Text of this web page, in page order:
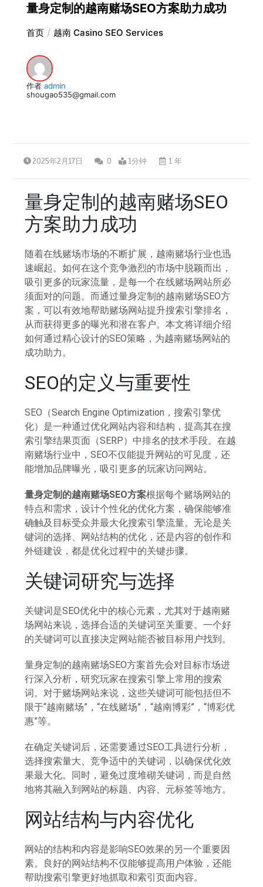
量身定制的越南赌场SEO方案助力成功
首页 越南 Casino SEO Services
作者 admin
shougao535@gmail.com
2025年2月17日 0 1分钟 1 年
量身定制的越南赌场SEO
方案助力成功
随着在线赌场市场的不断扩展，越南赌场行业也迅
速崛起。如何在这个竞争激烈的市场中脱颖而出，
吸引更多的玩家流量，是每一个在线赌场网站所必
须面对的问题。而通过量身定制的越南赌场SEO方
案，可以有效地帮助赌场网站提升搜索引擎排名，
从而获得更多的曝光和潜在客户。本文将详细介绍
如何通过精心设计的SEO策略，为越南赌场网站的
成功助力。
SEO的定义与重要性
SEO（Search Engine Optimization，搜索引擎优
化）是一种通过优化网站内容和结构，提高其在搜
索引擎结果页面（SERP）中排名的技术手段。在越
南赌场行业中，SEO不仅能提升网站的可见度，还
能增加品牌曝光，吸引更多的玩家访问网站。
量身定制的越南赌场SEO方案根据每个赌场网站的
特点和需求，设计个性化的优化方案，确保能够准
确触及目标受众并最大化搜索引擎流量。无论是关
键词的选择、网站结构的优化，还是内容的创作和
外链建设，都是优化过程中的关键步骤。
关键词研究与选择
关键词是SEO优化中的核心元素，尤其对于越南赌
场网站来说，选择合适的关键词至关重要。一个好
的关键词可以直接决定网站能否被目标用户找到。
量身定制的越南赌场SEO方案首先会对目标市场进
行深入分析，研究玩家在搜索引擎上常用的搜索
词。对于赌场网站来说，这些关键词可能包括但不
限于“越南赌场”，“在线赌场”，“越南博彩”，“博彩优
惠”等。
在确定关键词后，还需要通过SEO工具进行分析，
选择搜索量大、竞争适中的关键词，以确保优化效
果最大化。同时，避免过度堆砌关键词，而是自然
地将其融入到网站的标题、内容、元标签等地方。
网站结构与内容优化
网站的结构和内容是影响SEO效果的另一个重要因
素。良好的网站结构不仅能够提高用户体验，还能
帮助搜索引擎更好地抓取和索引页面内容。